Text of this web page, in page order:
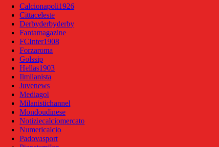
Calcionapoli1926
Cittaceleste
Derbyderbyderby
Fantamagazine
FCInter1908
Forzaroma
Golssip
Hellas1903
Ilmilanista
Juvenews
Mediagol
Milanistichannel
Mondoudinese
Notiziecalciomercato
Numericalcio
Padovasport